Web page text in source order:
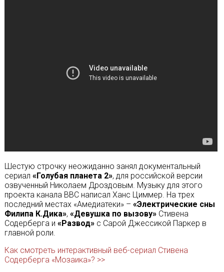
Шестую строчку неожиданно занял документальный
сериал «Голубая планета 2», для российской версии
озвученный Николаем Дроздовым. Музыку для этого
проекта канала BBC написал Ханс Циммер. На трех
последний местах «Амедиатеки» – «Электрические сны
Филипа К.Дика», «Девушка по вызову»Стивена
Содерберга и «Развод»с Сарой Джессикой Паркер в
главной роли.
Как смотреть интерактивный веб-сериал Стивена
Содерберга «Мозаика»? >>